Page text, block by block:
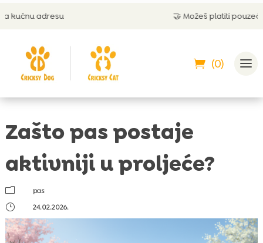
🤝 Možeš platiti pouzećem
(0)
Zašto pas postaje
aktivniji u proljeće?
m
pas
}
24.02.2026.